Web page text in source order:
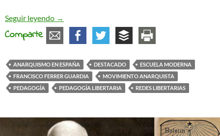
Seguir leyendo La educación como herramienta. La Escuela
→
Comparte
ANARQUISMO EN ESPAÑA DESTACADO
ESCUELA MODERNA
FRANCISCO FERRER GUARDIA
MOVIMIENTO ANARQUISTA
PEDAGOGÍA
PEDAGOGÍA LIBERTARIA REDES LIBERTARIAS